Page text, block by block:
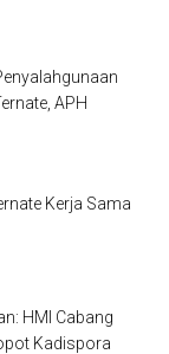
APH
Kerja Sama
HMI Cabang
Kadispora